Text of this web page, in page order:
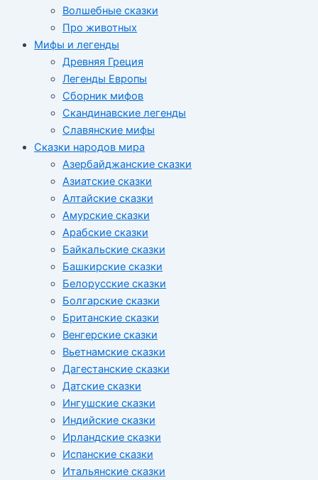
Волшебные сказки
Про животных
Мифы и легенды
Древняя Греция
Легенды Европы
Сборник мифов
Скандинавские легенды
Славянские мифы
Сказки народов мира
Азербайджанские сказки
Азиатские сказки
Алтайские сказки
Амурские сказки
Арабские сказки
Байкальские сказки
Башкирские сказки
Белорусские сказки
Болгарские сказки
Британские сказки
Венгерские сказки
Вьетнамские сказки
Дагестанские сказки
Датские сказки
Ингушские сказки
Индийские сказки
Ирландские сказки
Испанские сказки
Итальянские сказки